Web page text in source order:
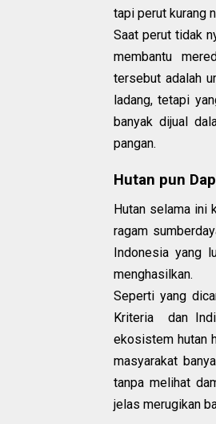
tapi perut kurang
Saat perut tidak
membantu
tersebut adalah
ladang, tetapi
banyak dijual
pangan.
Hutan pun
Hutan selama ini
ragam
Indonesia yang
menghasilkan.
Seperti yang
Kriteria dan
ekosistem hutan
masyarakat
tanpa melihat
jelas merugikan